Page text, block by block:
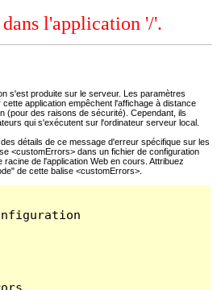
l'application '/'.
s'est produite sur le serveur. Les paramètres
application empêchent l'affichage à distance
(pour des raisons de sécurité). Cependant, ils
qui s'exécutent sur l'ordinateur serveur local.
détails de ce message d'erreur spécifique sur les
<customErrors> dans un fichier de configuration
de l'application Web en cours. Attribuez
de cette balise <customErrors>.